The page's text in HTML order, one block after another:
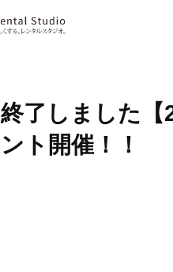
終了しました【
ント開催！！